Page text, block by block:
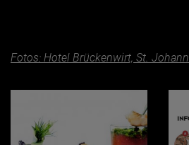
Fotos: Hotel Brückenwirt, St. Johann